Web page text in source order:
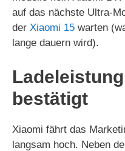
auf das nächste Ultra-
der Xiaomi 15 warten
lange dauern wird).
bestätigt
Xiaomi fährt das
langsam hoch. Neben